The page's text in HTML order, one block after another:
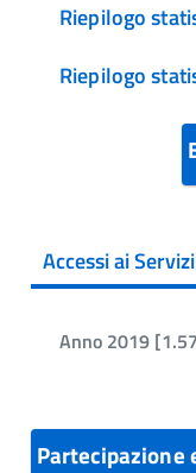
Riepilogo
Gennaio
Maggio
Luglio
Agosto
Ottobre
Riepilogo
Gennaio
Maggio
Giugno
Agosto
Accessi ai
Anno 2019